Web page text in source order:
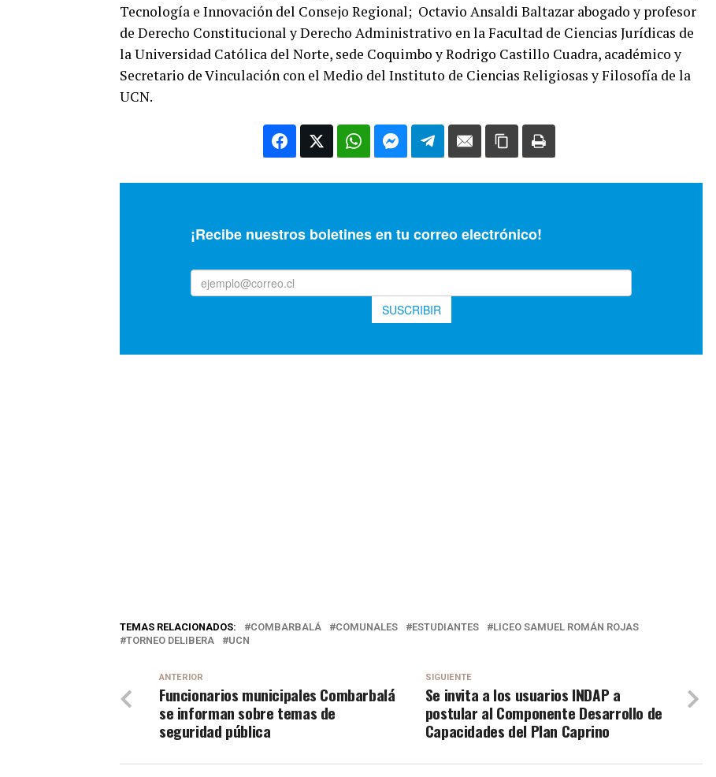
Tecnología e Innovación del Consejo Regional; Octavio Ansaldi Baltazar abogado y profesor
de Derecho Constitucional y Derecho Administrativo en la Facultad de Ciencias Jurídicas de
la Universidad Católica del Norte, sede Coquimbo y Rodrigo Castillo Cuadra, académico y
Secretario de Vinculación con el Medio del Instituto de Ciencias Religiosas y Filosofía de la
UCN.
TEMAS RELACIONADOS: COMBARBALÁ COMUNALES ESTUDIANTES
LICEO SAMUEL ROMÁN ROJAS
TORNEO DELIBERA
UCN
SIGUIENTE
Se invita a los usuarios INDAP a
postular al Componente Desarrollo de
Capacidades del Plan Caprino
ANTERIOR
Funcionarios municipales Combarbalá
se informan sobre temas de
seguridad pública